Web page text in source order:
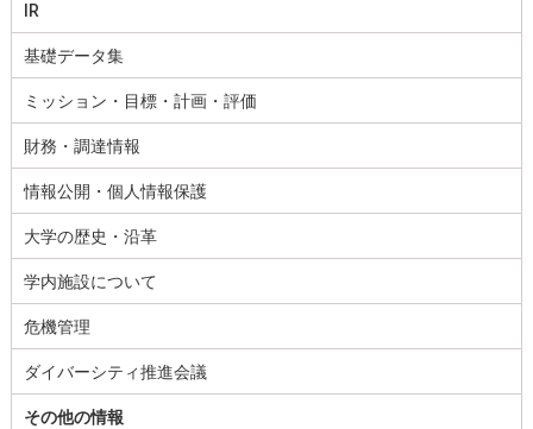
IR
基礎データ集
ミッション・目標・計画・評価
財務・調達情報
情報公開・個人情報保護
大学の歴史・沿革
学内施設について
危機管理
ダイバーシティ推進会議
その他の情報